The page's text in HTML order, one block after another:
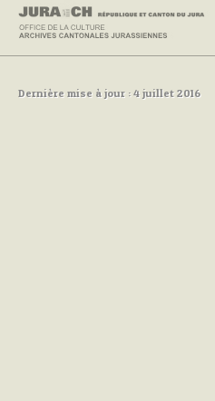
Dernière mise à jour : 4 juillet 2016